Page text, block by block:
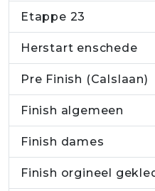
Etappe 23
Herstart enschede
Pre Finish (Calslaan)
Finish algemeen
Finish dames
Finish orgineel